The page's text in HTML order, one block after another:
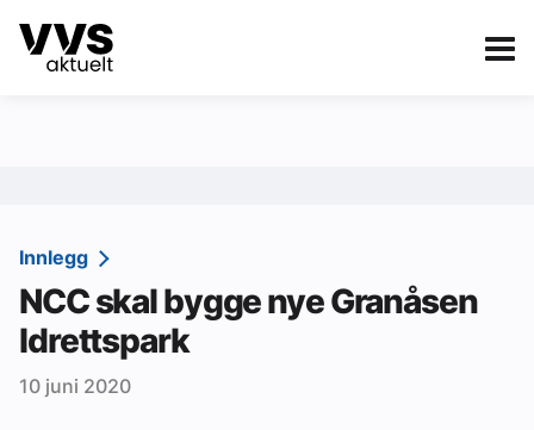
Kategorier
Sanitær
Ventilasjon
Varme og energi
Byggautomasjon
Innlegg
NCC skal bygge nye Granåsen
Idrettspark
10 juni 2020